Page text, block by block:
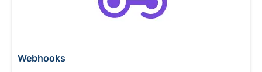
Webhooks